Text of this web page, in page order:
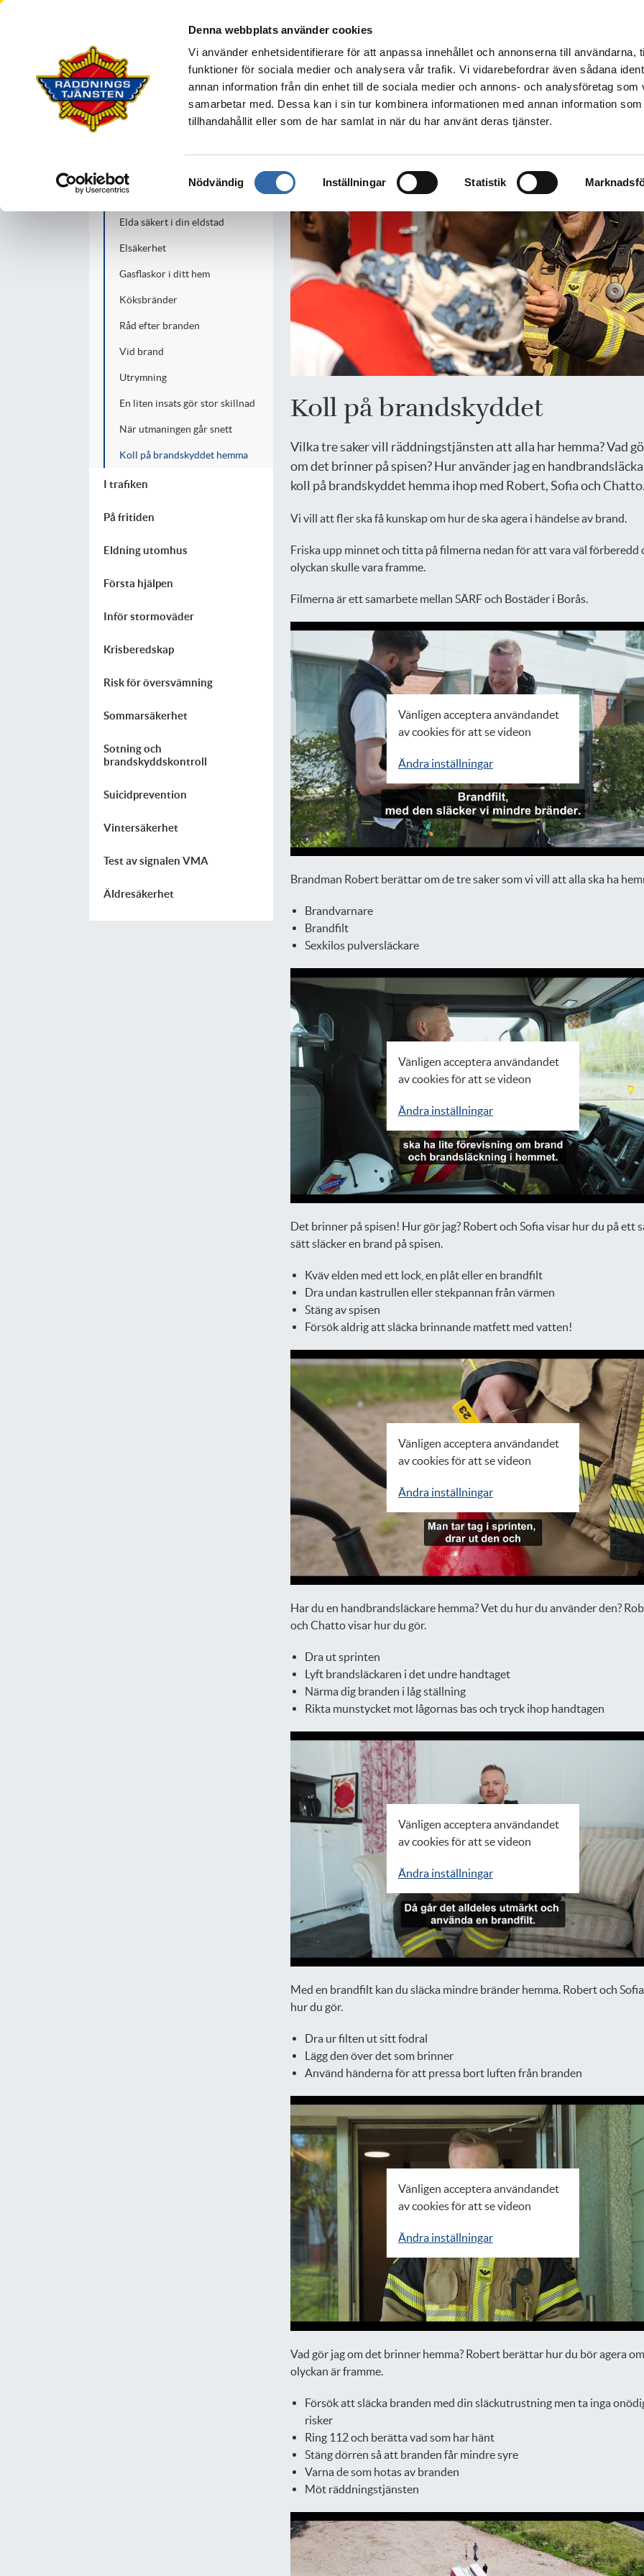
Denna webbplats använder cookies
Vi använder enhetsidentifierare för att anpassa innehållet och annonserna till användarna,
funktioner för sociala medier och analysera vår trafik. Vi vidarebefordrar även sådana
annan information från din enhet till de sociala medier och annons- och analysföretag som
samarbetar med. Dessa kan i sin tur kombinera informationen med annan information
tillhandahållit eller som de har samlat in när du har använt deras tjänster.
Samtyckesval
Nödvändig Inställningar Statistik
BORÅS
Din säkerhet Företag Skola och föreningsliv Utbildning Om oss
Brandskydd
Elda säkert i din eldstad
Elsäkerhet
Gasflaskor i ditt hem
Köksbränder
Råd efter branden
Vid brand
Utrymning
En liten insats gör stor skillnad
När utmaningen går snett
Koll på brandskyddet hemma
I trafiken
På fritiden
Eldning utomhus
Första hjälpen
Inför stormoväder
Krisberedskap
Risk för översvämning
Sommarsäkerhet
Sotning och
brandskyddskontroll
Suicidprevention
Vintersäkerhet
Test av signalen VMA
Äldresäkerhet
Koll på brandskyddet
Vilka tre saker vill räddningstjänsten att alla har hemma? Vad
om det brinner på spisen? Hur använder jag en
koll på brandskyddet hemma ihop med Robert, Sofia och
Vi vill att fler ska få kunskap om hur de ska agera i händelse av brand.
Friska upp minnet och titta på filmerna nedan för att vara väl förberedd
olyckan skulle vara framme.
Filmerna är ett samarbete mellan SÄRF och Bostäder i Borås.
Vänligen acceptera användandet
av cookies för att se videon
Ändra inställningar
Brandman Robert berättar om de tre saker som vi vill att alla ska ha
Brandvarnare
Brandfilt
Sexkilos pulversläckare
Vänligen acceptera användandet
av cookies för att se videon
Ändra inställningar
Det brinner på spisen! Hur gör jag? Robert och Sofia visar hur du på ett
sätt släcker en brand på spisen.
Kväv elden med ett lock, en plåt eller en brandfilt
Dra undan kastrullen eller stekpannan från värmen
Stäng av spisen
Försök aldrig att släcka brinnande matfett med vatten!
Vänligen acceptera användandet
av cookies för att se videon
Ändra inställningar
Har du en handbrandsläckare hemma? Vet du hur du använder den?
och Chatto visar hur du gör.
Dra ut sprinten
Lyft brandsläckaren i det undre handtaget
Närma dig branden i låg ställning
Rikta munstycket mot lågornas bas och tryck ihop handtagen
Vänligen acceptera användandet
av cookies för att se videon
Ändra inställningar
Med en brandfilt kan du släcka mindre bränder hemma. Robert och
hur du gör.
Dra ur filten ut sitt fodral
Lägg den över det som brinner
Använd händerna för att pressa bort luften från branden
Vänligen acceptera användandet
av cookies för att se videon
Ändra inställningar
Vad gör jag om det brinner hemma? Robert berättar hur du bör agera om
olyckan är framme.
Försök att släcka branden med din släckutrustning men ta inga
risker
Ring 112 och berätta vad som har hänt
Stäng dörren så att branden får mindre syre
Varna de som hotas av branden
Möt räddningstjänsten